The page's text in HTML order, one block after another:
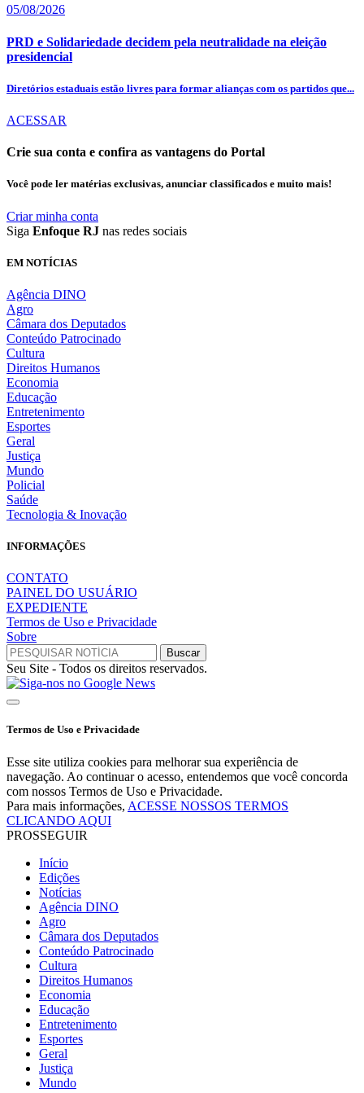
05/08/2026
PRD e Solidariedade decidem pela neutralidade na eleição
presidencial
Diretórios estaduais estão livres para formar alianças com os partidos que...
ACESSAR
Crie sua conta e confira as vantagens do Portal
Você pode ler matérias exclusivas, anunciar classificados e muito mais!
Criar minha conta
Siga Enfoque RJ nas redes sociais
EM NOTÍCIAS
Agência DINO
Agro
Câmara dos Deputados
Conteúdo Patrocinado
Cultura
Direitos Humanos
Economia
Educação
Entretenimento
Esportes
Geral
Justiça
Mundo
Policial
Saúde
Tecnologia & Inovação
INFORMAÇÕES
CONTATO
PAINEL DO USUÁRIO
EXPEDIENTE
Termos de Uso e Privacidade
Sobre
Seu Site - Todos os direitos reservados.
Termos de Uso e Privacidade
Esse site utiliza cookies para melhorar sua experiência de
navegação. Ao continuar o acesso, entendemos que você concorda
com nossos Termos de Uso e Privacidade.
Para mais informações, ACESSE NOSSOS TERMOS
CLICANDO AQUI
PROSSEGUIR
Início
Edições
Notícias
Agência DINO
Agro
Câmara dos Deputados
Conteúdo Patrocinado
Cultura
Direitos Humanos
Economia
Educação
Entretenimento
Esportes
Geral
Justiça
Mundo